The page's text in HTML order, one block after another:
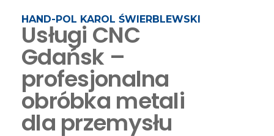
HAND-POL KAROL ŚWIERBLEWSKI
Usługi CNC
Gdańsk –
profesjonalna
obróbka metali
dla przemysłu